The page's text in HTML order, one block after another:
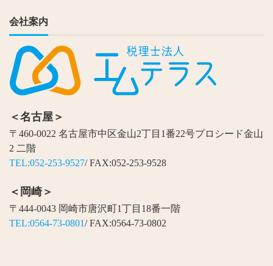
会社案内
＜名古屋＞
〒460-0022 名古屋市中区金山2丁目1番22号プロシード金山
2 二階
TEL:052-253-9527/ FAX:052-253-9528
＜岡崎＞
〒444-0043 岡崎市唐沢町1丁目18番一階
TEL:0564-73-0801/ FAX:0564-73-0802